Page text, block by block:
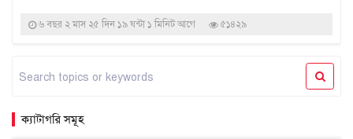
৬ বছর ২ মাস ২৫ দিন ১৯ ঘন্টা ১ মিনিট আগে ৫১৪২৯
ক্যাটাগরি সমূহ